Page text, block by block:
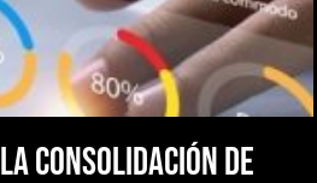
consolidación de